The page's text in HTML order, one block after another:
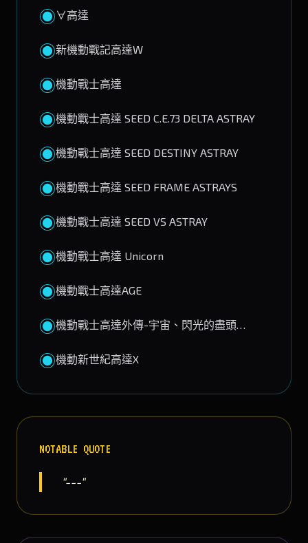
◉∀高達
◉新機動戰記高達W
◉機動戰士高達
◉機動戰士高達 SEED C.E.73 DELTA ASTRAY
◉機動戰士高達 SEED DESTINY ASTRAY
◉機動戰士高達 SEED FRAME ASTRAYS
◉機動戰士高達 SEED VS ASTRAY
◉機動戰士高達 Unicorn
◉機動戰士高達AGE
◉機動戰士高達外傳-宇宙、閃光的盡頭…
◉機動新世紀高達X
NOTABLE QUOTE
"---"